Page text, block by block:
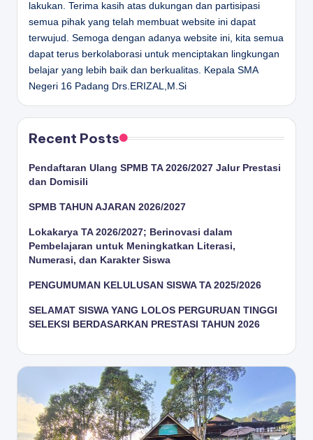
lakukan. Terima kasih atas dukungan dan partisipasi
semua pihak yang telah membuat website ini dapat
terwujud. Semoga dengan adanya website ini, kita semua
dapat terus berkolaborasi untuk menciptakan lingkungan
belajar yang lebih baik dan berkualitas. Kepala SMA
Negeri 16 Padang Drs.ERIZAL,M.Si
Recent Posts
Pendaftaran Ulang SPMB TA 2026/2027 Jalur Prestasi
dan Domisili
SPMB TAHUN AJARAN 2026/2027
Lokakarya TA 2026/2027; Berinovasi dalam
Pembelajaran untuk Meningkatkan Literasi,
Numerasi, dan Karakter Siswa
PENGUMUMAN KELULUSAN SISWA TA 2025/2026
SELAMAT SISWA YANG LOLOS PERGURUAN TINGGI
SELEKSI BERDASARKAN PRESTASI TAHUN 2026